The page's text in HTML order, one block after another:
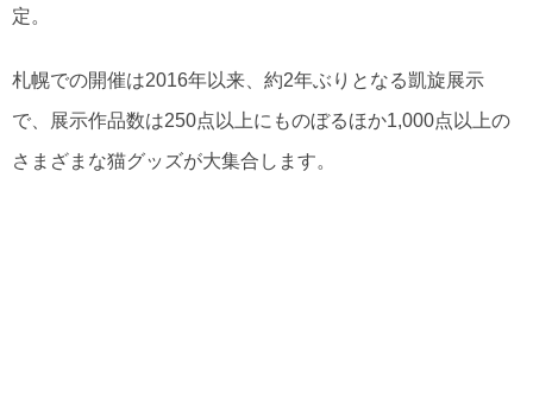
定。
札幌での開催は2016年以来、約2年ぶりとなる凱旋展示
で、展示作品数は250点以上にものぼるほか1,000点以上の
さまざまな猫グッズが大集合します。